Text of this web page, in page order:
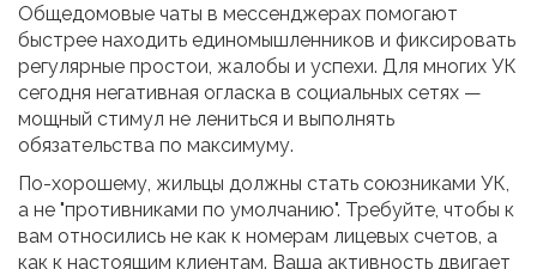
Общедомовые чаты в мессенджерах помогают
быстрее находить единомышленников и фиксировать
регулярные простои, жалобы и успехи. Для многих УК
сегодня негативная огласка в социальных сетях —
мощный стимул не лениться и выполнять
обязательства по максимуму.
По-хорошему, жильцы должны стать союзниками УК,
а не "противниками по умолчанию". Требуйте, чтобы к
вам относились не как к номерам лицевых счетов, а
как к настоящим клиентам. Ваша активность двигает